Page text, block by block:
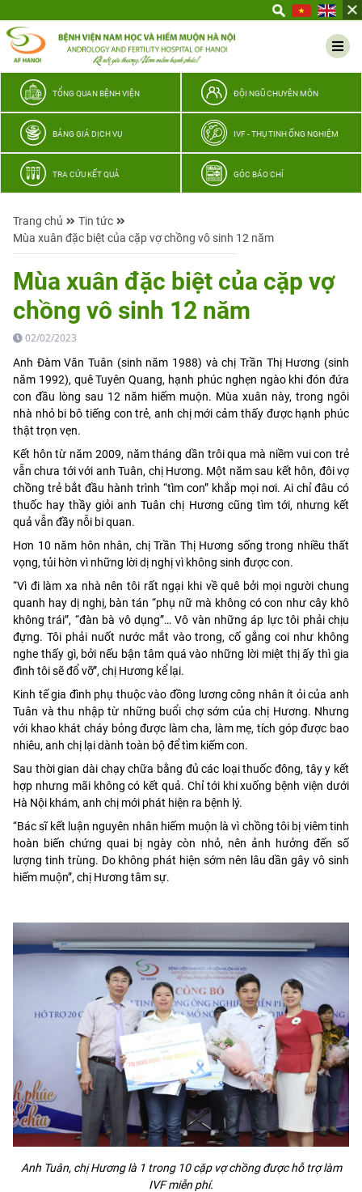
thương
TỔNG QUAN BỆNH VIỆN ĐỘI NGŨ CHUYÊN MÔN
BẢNG GIÁ DỊCH VỤ IVF - THỤ TINH ỐNG NGHIỆM
TRA CỨU KẾT QUẢ GÓC BÁO CHÍ
Trang chủ
Tin tức
Mùa xuân đặc biệt của cặp vợ chồng vô sinh 12 năm
Mùa xuân đặc biệt của cặp vợ
chồng vô sinh 12 năm
02/02/2023
Anh Đàm Văn Tuân (sinh năm 1988) và chị Trần Thị Hương (sinh
năm 1992), quê Tuyên Quang, hạnh phúc nghẹn ngào khi đón đứa
con đầu lòng sau 12 năm hiếm muộn. Mùa xuân này, trong ngôi
nhà nhỏ bi bô tiếng con trẻ, anh chị mới cảm thấy được hạnh phúc
thật trọn vẹn.
Kết hôn từ năm 2009, năm tháng dần trôi qua mà niềm vui con trẻ
vẫn chưa tới với anh Tuân, chị Hương. Một năm sau kết hôn, đôi vợ
chồng trẻ bắt đầu hành trình “tìm con” khắp mọi nơi. Ai chỉ đâu có
thuốc hay thầy giỏi anh Tuân chị Hương cũng tìm tới, nhưng kết
quả vẫn đầy nỗi bi quan.
Hơn 10 năm hôn nhân, chị Trần Thị Hương sống trong nhiều thất
vọng, tủi hờn vì những lời dị nghị vì không sinh được con.
“Vì đi làm xa nhà nên tôi rất ngại khi về quê bởi mọi người chung
quanh hay dị nghị, bàn tán “phụ nữ mà không có con như cây khô
không trái”, “đàn bà vô dụng”… Vô vàn những áp lực tôi phải chịu
đựng. Tôi phải nuốt nước mắt vào trong, cố gắng coi như không
nghe thấy gì, bởi nếu bận tâm quá vào những lời miệt thị ấy thì gia
đình tôi sẽ đổ vỡ”, chị Hương kể lại.
Kinh tế gia đình phụ thuộc vào đồng lương công nhân ít ỏi của anh
Tuân và thu nhập từ những buổi chợ sớm của chị Hương. Nhưng
với khao khát cháy bỏng được làm cha, làm mẹ, tích góp được bao
nhiêu, anh chị lại dành toàn bộ để tìm kiếm con.
Sau thời gian dài chạy chữa bằng đủ các loại thuốc đông, tây y kết
hợp nhưng mãi không có kết quả. Chỉ tới khi xuống bệnh viện dưới
Hà Nội khám, anh chị mới phát hiện ra bệnh lý.
“Bác sĩ kết luận nguyên nhân hiếm muộn là vì chồng tôi bị viêm tinh
hoàn biến chứng quai bị ngày còn nhỏ, nên ảnh hưởng đến số
lượng tinh trùng. Do không phát hiện sớm nên lâu dần gây vô sinh
hiếm muộn”, chị Hương tâm sự.
Anh Tuân, chị Hương là 1 trong 10 cặp vợ chồng được hỗ trợ làm
IVF miễn phí.